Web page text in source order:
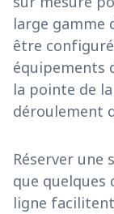
large gamme
être
équipements
la pointe de
déroulement
Réserver une
que
ligne